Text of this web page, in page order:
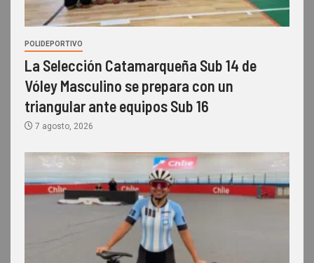
POLIDEPORTIVO
La Selección Catamarqueña Sub 14 de
Vóley Masculino se prepara con un
triangular ante equipos Sub 16
7 agosto, 2026